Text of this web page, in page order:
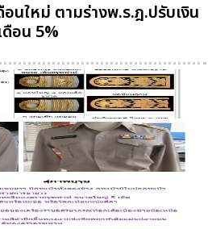
นใหม่ ตามร่างพ.ร.ฎ.ปรับเงิน
ดือน 5%